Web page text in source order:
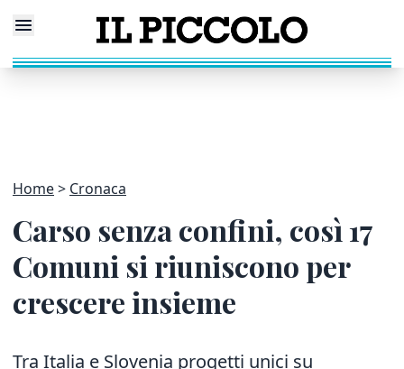
Home Cronaca
Carso senza confini, così 17
Comuni si riuniscono per
crescere insieme
Tra Italia e Slovenia progetti unici su